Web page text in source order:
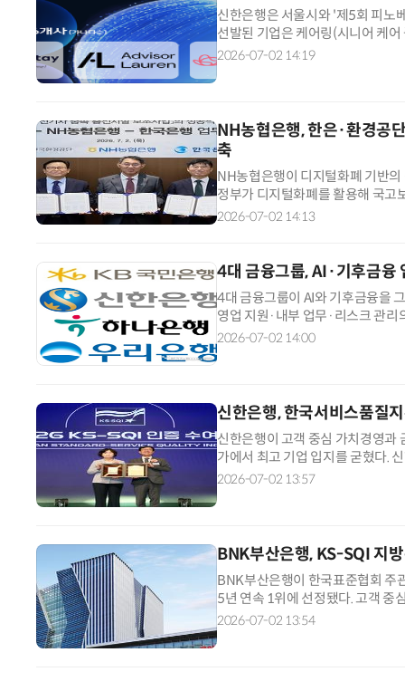
신한은행은 서울시와 '제5회 피노
선발된 기업은 케어링(시니어 케
류(소상공인 매출채권 유동화 플
2026-07-02 14:19
NH농협은행, 한은·환경공
축
NH농협은행이 디지털화폐 기반
정부가 디지털화폐를 활용해 국고
전담한다. NH농협은행은 2일 한
2026-07-02 14:13
4대 금융그룹, AI·기후금융
4대 금융그룹이 AI와 기후금융을
영업 지원·내부 업무·리스크 관
사 기준으로 적용되기 시작했다.
2026-07-02 14:00
신한은행, 한국서비스품질
신한은행이 고객 중심 가치경영과
가에서 최고 기업 입지를 굳혔다.
품질지수(KS-SQI)'에서 은행부문
2026-07-02 13:57
BNK부산은행, KS-SQI 지
BNK부산은행이 한국표준협회
5년 연속 1위에 선정됐다. 고객 중
해서 추진해 온 성과를 인정받은
2026-07-02 13:54